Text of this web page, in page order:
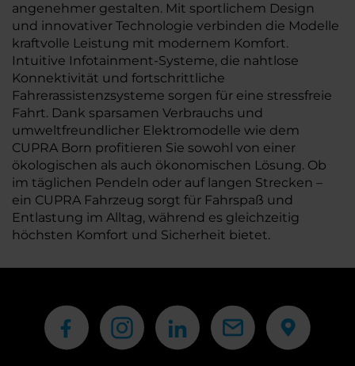
angenehmer gestalten. Mit sportlichem Design
und innovativer Technologie verbinden die Modelle
kraftvolle Leistung mit modernem Komfort.
Intuitive Infotainment-Systeme, die nahtlose
Konnektivität und fortschrittliche
Fahrerassistenzsysteme sorgen für eine stressfreie
Fahrt. Dank sparsamen Verbrauchs und
umweltfreundlicher Elektromodelle wie dem
CUPRA Born profitieren Sie sowohl von einer
ökologischen als auch ökonomischen Lösung. Ob
im täglichen Pendeln oder auf langen Strecken –
ein CUPRA Fahrzeug sorgt für Fahrspaß und
Entlastung im Alltag, während es gleichzeitig
höchsten Komfort und Sicherheit bietet.